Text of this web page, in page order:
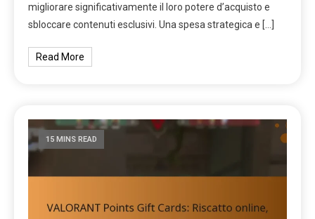
migliorare significativamente il loro potere d’acquisto e
sbloccare contenuti esclusivi. Una spesa strategica e […]
Read More
15 MINS READ